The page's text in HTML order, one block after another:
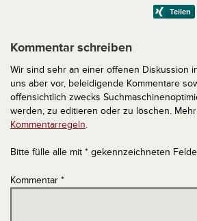
Kommentar schreiben
Wir sind sehr an einer offenen Diskussion
uns aber vor, beleidigende Kommentare
offensichtlich zwecks
werden, zu editieren oder zu löschen.
Kommentarregeln.
Bitte fülle alle mit * gekennzeichneten
Kommentar *